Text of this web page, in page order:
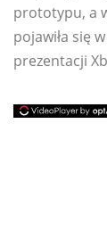
prototypu, a
pojawiła się
prezentacji